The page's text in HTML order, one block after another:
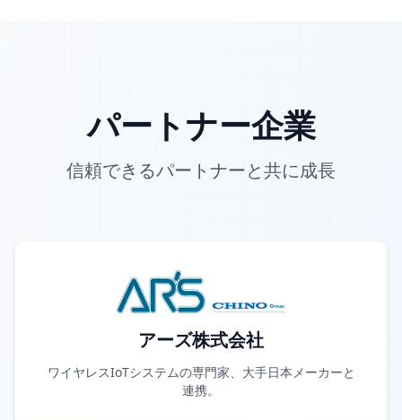
パートナー企業
信頼できるパートナーと共に成長
アーズ株式会社
ワイヤレスIoTシステムの専門家、大手日本メーカーと
連携。